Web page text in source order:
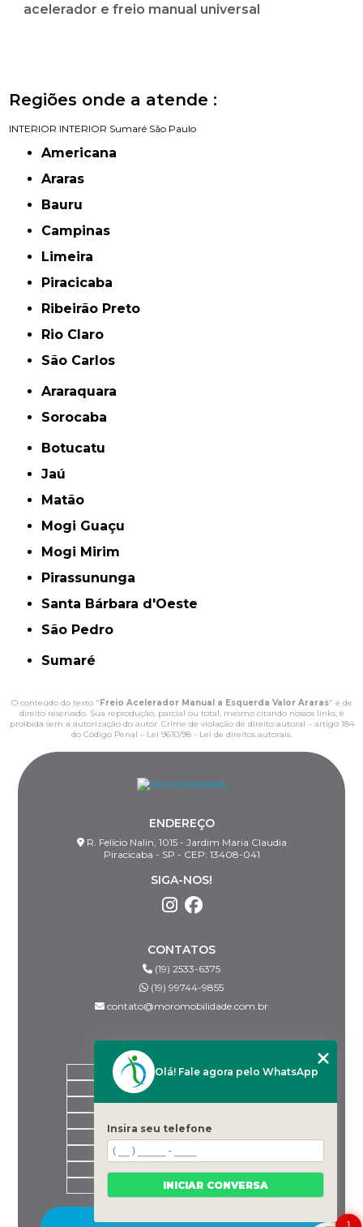
acelerador e freio manual universal
Regiões onde a atende :
INTERIOR INTERIOR Sumaré São Paulo
Americana
Araras
Bauru
Campinas
Limeira
Piracicaba
Ribeirão Preto
Rio Claro
São Carlos
Araraquara
Sorocaba
Botucatu
Jaú
Matão
Mogi Guaçu
Mogi Mirim
Pirassununga
Santa Bárbara d'Oeste
São Pedro
Sumaré
O conteúdo do texto "Freio Acelerador Manual a Esquerda Valor Araras" é de
direito reservado. Sua reprodução, parcial ou total, mesmo citando nossos links, é
proibida sem a autorização do autor. Crime de violação de direito autoral – artigo 184
do Código Penal – Lei 9610/98 - Lei de direitos autorais
ENDEREÇO
R. Felício Nalin, 1015 - Jardim Maria Claudia
Piracicaba - SP - CEP: 13408-041
SIGA-NOS!
CONTATOS
(19) 2533-6375
(19) 99744-9855
contato@moromobilidade.com.br
HOME
PRODUTOS
CONTATO
MAPA DO SITE
Olá! Fale agora pelo WhatsApp
Insira seu telefone
INICIAR CONVERSA